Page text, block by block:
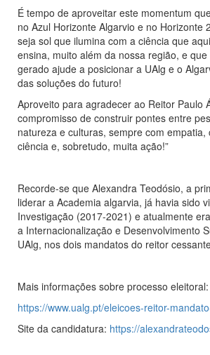
É tempo de aproveitar este momentum
no Azul Horizonte Algarvio e no Horizonte
seja sol que ilumina com a ciência que
ensina, muito além da nossa região, e
gerado ajude a posicionar a UAlg e o
das soluções do futuro!
Aproveito para agradecer ao Reitor Paulo
compromisso de construir pontes entre
natureza e culturas, sempre com empatia,
ciência e, sobretudo, muita ação!”
Recorde-se que Alexandra Teodósio, a
liderar a Academia algarvia, já havia sido
Investigação (2017-2021) e atualmente
a Internacionalização e Desenvolvimento
UAlg, nos dois mandatos do reitor
Mais informações sobre processo eleitoral:
https://www.ualg.pt/eleicoes-reitor-
Site da candidatura: https://